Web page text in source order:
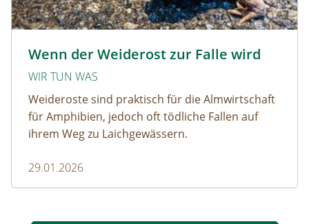
Wenn der Weiderost zur Falle wird
WIR TUN WAS
Weideroste sind praktisch für die Almwirtschaft
für Amphibien, jedoch oft tödliche Fallen auf
ihrem Weg zu Laichgewässern.
29.01.2026